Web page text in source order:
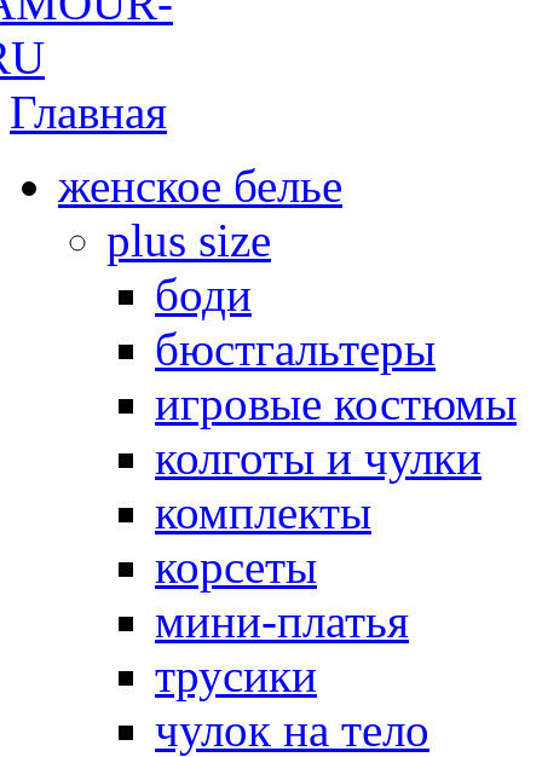
Главная
женское белье
plus size
боди
бюстгальтеры
игровые костюмы
колготы и чулки
комплекты
корсеты
мини-платья
трусики
чулок на тело